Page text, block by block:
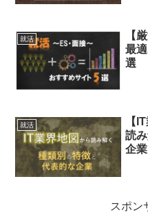
就活
【
最
選
就活
【
読
企業
スポン